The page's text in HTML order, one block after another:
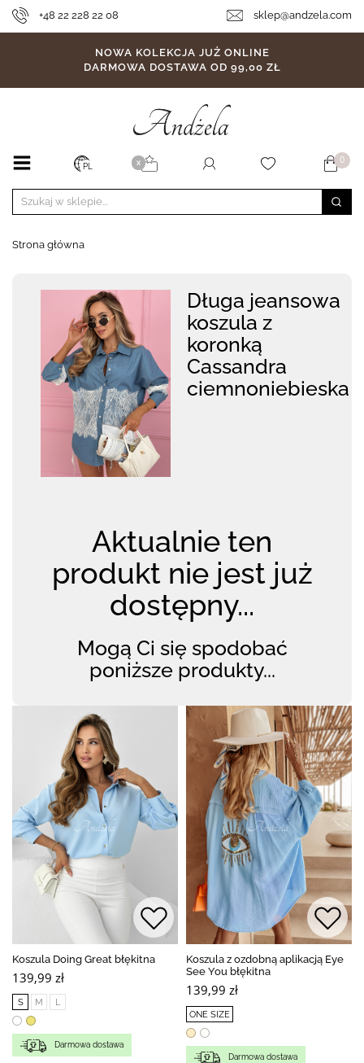
+48 22 228 22 08 sklep@andzela.com
NOWA KOLEKCJA JUŻ ONLINE
DARMOWA DOSTAWA OD 99,00 ZŁ
PL X 0
Strona główna
Długa jeansowa
koszula z
koronką
Cassandra
ciemnoniebieska
Aktualnie ten
produkt nie jest już
dostępny...
Mogą Ci się spodobać
poniższe produkty...
Koszula Doing Great błękitna
139,99 zł
S M L
Darmowa dostawa
Koszula z ozdobną aplikacją Eye
See You błękitna
139,99 zł
ONE SIZE
Darmowa dostawa